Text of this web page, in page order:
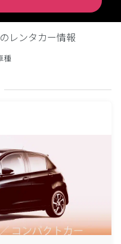
レンタカー情報
種